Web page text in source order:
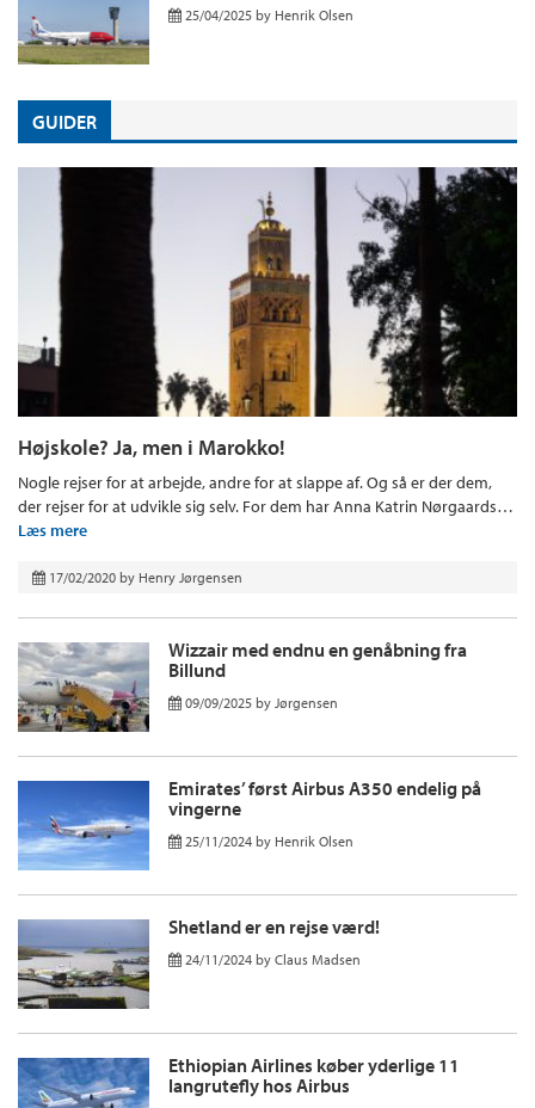
25/04/2025 by Henrik Olsen
GUIDER
Højskole? Ja, men i Marokko!
Nogle rejser for at arbejde, andre for at slappe af. Og så er der dem,
der rejser for at udvikle sig selv. For dem har Anna Katrin Nørgaards…
Læs mere
17/02/2020 by Henry Jørgensen
Wizzair med endnu en genåbning fra
Billund
09/09/2025 by Jørgensen
Emirates’ først Airbus A350 endelig på
vingerne
25/11/2024 by Henrik Olsen
Shetland er en rejse værd!
24/11/2024 by Claus Madsen
Ethiopian Airlines køber yderlige 11
langrutefly hos Airbus